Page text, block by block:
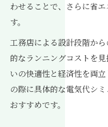
わせることで、さらに省
す。
工務店による設計段階か
的なランニングコストを
いの快適性と経済性を両
の際に具体的な電気代シ
おすすめです。